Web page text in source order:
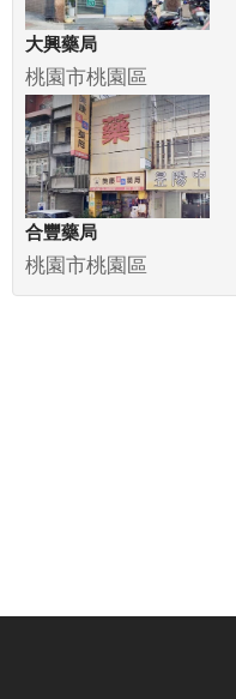
大興藥局
桃園市桃園區
合豐藥局
桃園市桃園區